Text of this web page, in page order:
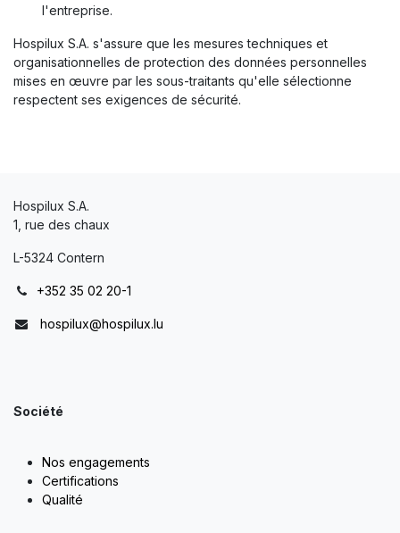
l'entreprise.
Hospilux S.A. s'assure que les mesures techniques et
organisationnelles de protection des données personnelles
mises en œuvre par les sous-traitants qu'elle sélectionne
respectent ses exigences de sécurité.
Hospilux S.A.
1, rue des chaux
L-5324 Contern
+352 35 02 20-1
hospilux@hospilux.lu
Société
Nos engagements
Certifications
Qualité